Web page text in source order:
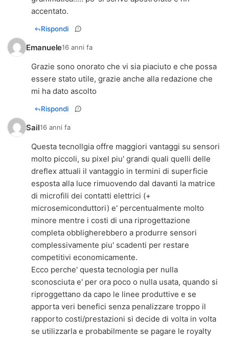
accentato.
Rispondi
Emanuele16 anni fa
Grazie sono onorato che vi sia piaciuto e che possa
essere stato utile, grazie anche alla redazione che
mi ha dato ascolto
Rispondi
Sail16 anni fa
Questa tecnollgia offre maggiori vantaggi su sensori
molto piccoli, su pixel piu' grandi quali quelli delle
dreflex attuali il vantaggio in termini di superficie
esposta alla luce rimuovendo dal davanti la matrice
di microfili dei contatti elettrici (+
microsemiconduttori) e' percentualmente molto
minore mentre i costi di una riprogettazione
completa obbligherebbero a produrre sensori
complessivamente piu' scadenti per restare
competitivi economicamente.
Ecco perche' questa tecnologia per nulla
sconosciuta e' per ora poco o nulla usata, quando si
riproggettano da capo le linee produttive e se
apporta veri benefici senza penalizzare troppo il
rapporto costi/prestazioni si decide di volta in volta
se utilizzarla e probabilmente se pagare le royalty